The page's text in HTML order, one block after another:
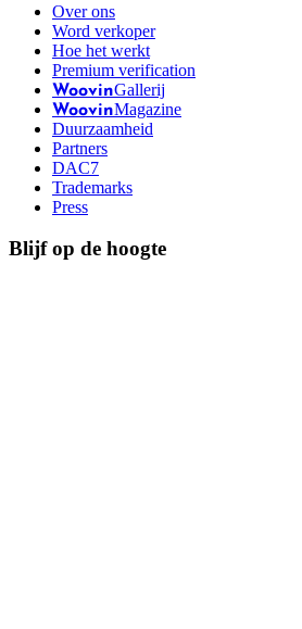
Over ons
Word verkoper
Hoe het werkt
Premium verification
WoovinGallerij
WoovinMagazine
Duurzaamheid
Partners
DAC7
Trademarks
Press
Blijf op de hoogte